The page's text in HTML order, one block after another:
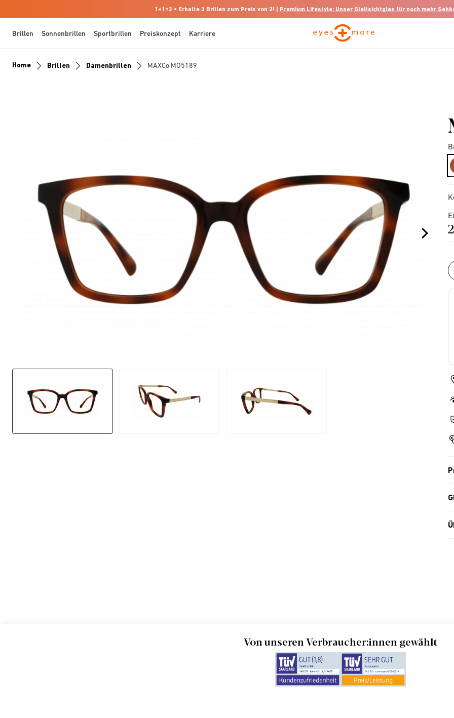
1+1=3 • Erhalte 3 Brillen zum Preis von 2! | Premium Lifestyle: Unser Gleitsichtglas für noch mehr
Brillen Sonnenbrillen Sportbrillen Preiskonzept Karriere
Home Brillen Damenbrillen MAXCo MO5189
Von unseren Verbraucher:innen gewählt